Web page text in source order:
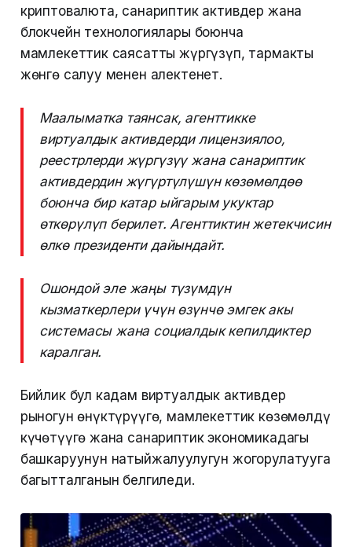
криптовалюта, санариптик активдер жана
блокчейн технологиялары боюнча
мамлекеттик саясатты жүргүзүп, тармакты
жөнгө салуу менен алектенет.
Маалыматка таянсак, агенттикке
виртуалдык активдерди лицензиялоо,
реестрлерди жүргүзүү жана санариптик
активдердин жүгүртүлүшүн көзөмөлдөө
боюнча бир катар ыйгарым укуктар
өткөрүлүп берилет. Агенттиктин жетекчисин
өлкө президенти дайындайт.
Ошондой эле жаңы түзүмдүн
кызматкерлери үчүн өзүнчө эмгек акы
системасы жана социалдык кепилдиктер
каралган.
Бийлик бул кадам виртуалдык активдер
рыногун өнүктүрүүгө, мамлекеттик көзөмөлдү
күчөтүүгө жана санариптик экономикадагы
башкаруунун натыйжалуулугун жогорулатууга
багытталганын белгиледи.